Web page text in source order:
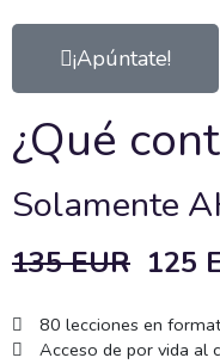
¡Apúntate!
¿Qué
Solamente
135 EUR 125
80 lecciones en
Acceso de por vida al